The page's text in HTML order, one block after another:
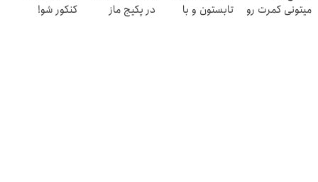
میتونی کمرت رو
تابستون و با
در پکیج ماز
کنکور شو!